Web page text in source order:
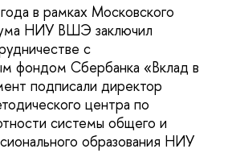
в рамках Московского
НИУ ВШЭ заключил
с
фондом Сбербанка «Вклад в
подписали директор
центра по
системы общего и
образования НИУ